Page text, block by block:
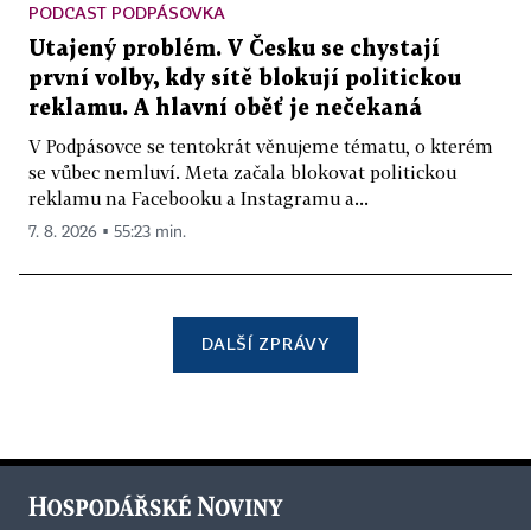
PODCAST PODPÁSOVKA
Utajený problém. V Česku se chystají
první volby, kdy sítě blokují politickou
reklamu. A hlavní oběť je nečekaná
V Podpásovce se tentokrát věnujeme tématu, o kterém
se vůbec nemluví. Meta začala blokovat politickou
reklamu na Facebooku a Instagramu a...
7. 8. 2026 ▪ 55:23 min.
DALŠÍ ZPRÁVY